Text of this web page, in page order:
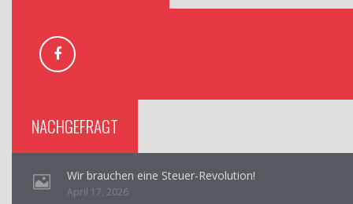
NACHGEFRAGT
Wir brauchen eine Steuer-Revolution!
April 17, 2026